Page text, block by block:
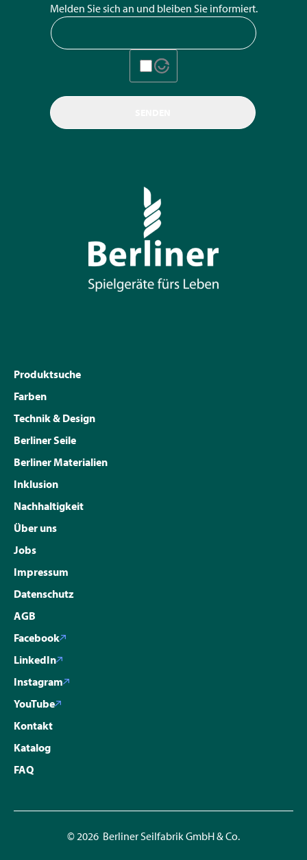
Melden Sie sich an und bleiben Sie informiert.
Produktsuche
Farben
Technik & Design
Berliner Seile
Berliner Materialien
Inklusion
Nachhaltigkeit
Über uns
Jobs
Impressum
Datenschutz
AGB
Facebook
LinkedIn
Instagram
YouTube
Kontakt
Katalog
FAQ
© 2026 Berliner Seilfabrik GmbH & Co.